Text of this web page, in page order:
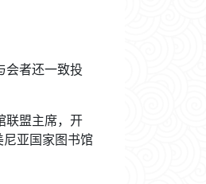
会者还一致投
联盟主席，开
亚国家图书馆